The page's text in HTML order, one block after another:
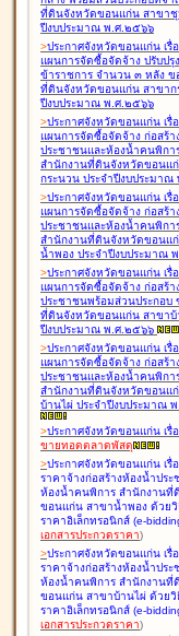
ที่ดินจังหวัดขอนแก่น สาขาชุ
ปีงบประมาณ พ.ศ.๒๕๖๖
>ประกาศจังหวัดขอนแก่น เรื่
แผนการจัดซื้อจัดจ้าง ปรับปรุ
ข้าราชการ จำนวน ๓ หลัง ข
ที่ดินจังหวัดขอนแก่น สาขาก
ปีงบประมาณ พ.ศ.๒๕๖๖
>ประกาศจังหวัดขอนแก่น เรื่
แผนการจัดซื้อจัดจ้าง ก่อสร้า
ประชาชนและห้องน้ำคนพิกา
สำนักงานที่ดินจังหวัดขอนแ
กระนวน ประจำปีงบประมา
>ประกาศจังหวัดขอนแก่น เรื่
แผนการจัดซื้อจัดจ้าง ก่อสร้า
ประชาชนและห้องน้ำคนพิกา
สำนักงานที่ดินจังหวัดขอนแ
น้ำพอง ประจำปีงบประมาณ
>ประกาศจังหวัดขอนแก่น เรื่
แผนการจัดซื้อจัดจ้าง ก่อสร้า
ประชาชนพร้อมส่วนประกอบ
ที่ดินจังหวัดขอนแก่น สาขาบ้
ปีงบประมาณ พ.ศ.๒๕๖๖
>ประกาศจังหวัดขอนแก่น เรื่
แผนการจัดซื้อจัดจ้าง ก่อสร้า
ประชาชนและห้องน้ำคนพิกา
สำนักงานที่ดินจังหวัดขอนแ
บ้านไผ่ ประจำปีงบประมาณ
>ประกาศจังหวัดขอนแก่น เรื่
ขายทอดตลาดพัสดุ
>ประกาศจังหวัดขอนแก่น เรื่
ราคาจ้างก่อสร้างห้องน้ำประ
ห้องน้ำคนพิการ สำนักงานที่
ขอนแก่น สาขาน้ำพอง ด้วยวิ
ราคาอิเล็กทรอนิกส์ (e-
เอกสารประกวดราคา)
>ประกาศจังหวัดขอนแก่น เรื่
ราคาจ้างก่อสร้างห้องน้ำประ
ห้องน้ำคนพิการ สำนักงานที่
ขอนแก่น สาขาบ้านไผ่ ด้วยวิ
ราคาอิเล็กทรอนิกส์ (e-
เอกสารประกวดราคา)